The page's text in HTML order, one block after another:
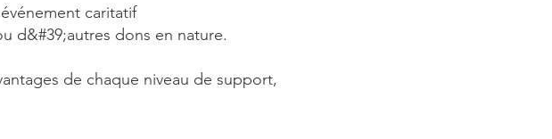
caritatif
d&#39;autres dons en nature.
de chaque niveau de support,